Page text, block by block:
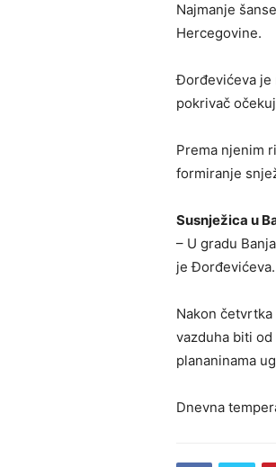
Najmanje
Hercegovine.
Đorđevićeva je
pokrivač
Prema njenim
formiranje
Susnježica u
– U gradu
je Đorđevićeva.
Nakon
vazduha biti
plananinama
Dnevna